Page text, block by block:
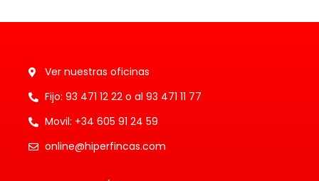
Ver nuestras oficinas
Fijo: 93 471 12 22 o al 93 471 11 77
Movil: +34 605 91 24 59
online@hiperfincas.com